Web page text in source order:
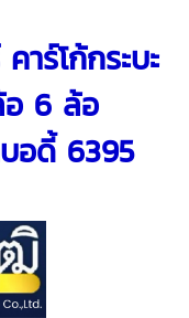
าร์โก้กระบะ
6 ล้อ
อดี้ 6395